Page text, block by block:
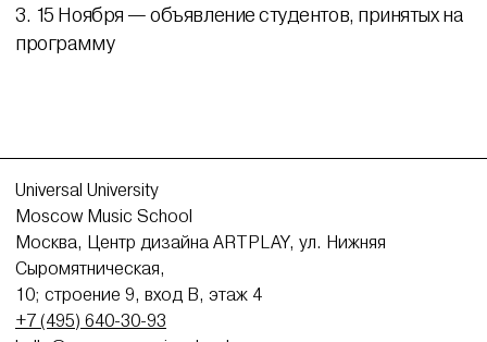
3. 15 Ноября —объявление студентов, принятых на
программу
Universal University
Moscow Music School
Москва, Центр дизайна ARTPLAY, ул. Нижняя
Сыромятническая,
10; строение 9, вход В, этаж 4
+7 (495) 640-30-93